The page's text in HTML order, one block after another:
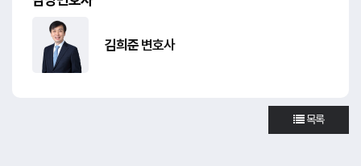
김희준 변호사
목록